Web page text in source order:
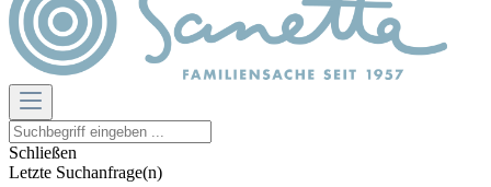
Schließen
Letzte Suchanfrage(n)